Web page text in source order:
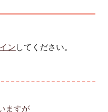
ン してください。
ますが